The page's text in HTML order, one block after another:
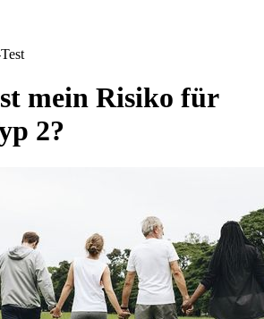
mein Risiko für
2?